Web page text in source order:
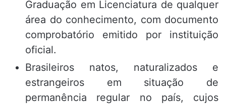
Graduação em Licenciatura de qualquer
área do conhecimento, com documento
comprobatório emitido por instituição
oficial.
Brasileiros natos, naturalizados e
estrangeiros em situação de
permanência regular no país, cujos